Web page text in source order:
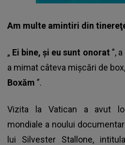
Am multe amintiri din
„ Ei bine, şi eu sunt onorat ”,
a mimat câteva mişcări de
Boxăm ”.
Vizita la Vatican a avut
mondiale a noului
lui Silvester Stallone,